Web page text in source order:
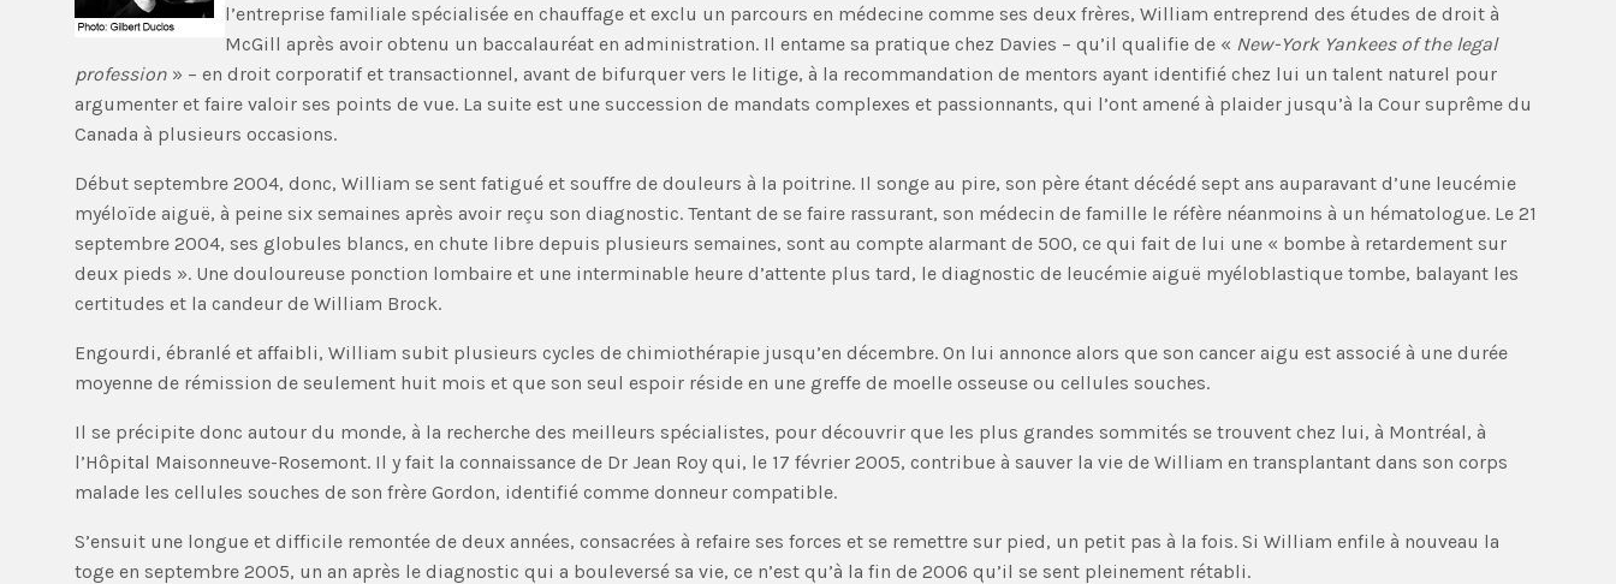
l’entreprise familiale spécialisée en chauffage et exclu un parcours en médecine comme ses deux frères, William entreprend des études de droit à
McGill après avoir obtenu un baccalauréat en administration. Il entame sa pratique chez Davies – qu’il qualifie de « New-York Yankees of the legal
profession » – en droit corporatif et transactionnel, avant de bifurquer vers le litige, à la recommandation de mentors ayant identifié chez lui un talent naturel pour
argumenter et faire valoir ses points de vue. La suite est une succession de mandats complexes et passionnants, qui l’ont amené à plaider jusqu’à la Cour suprême du
Canada à plusieurs occasions.
Début septembre 2004, donc, William se sent fatigué et souffre de douleurs à la poitrine. Il songe au pire, son père étant décédé sept ans auparavant d’une leucémie
myéloïde aiguë, à peine six semaines après avoir reçu son diagnostic. Tentant de se faire rassurant, son médecin de famille le réfère néanmoins à un hématologue. Le 21
septembre 2004, ses globules blancs, en chute libre depuis plusieurs semaines, sont au compte alarmant de 500, ce qui fait de lui une « bombe à retardement sur
deux pieds ». Une douloureuse ponction lombaire et une interminable heure d’attente plus tard, le diagnostic de leucémie aiguë myéloblastique tombe, balayant les
certitudes et la candeur de William Brock.
Engourdi, ébranlé et affaibli, William subit plusieurs cycles de chimiothérapie jusqu’en décembre. On lui annonce alors que son cancer aigu est associé à une durée
moyenne de rémission de seulement huit mois et que son seul espoir réside en une greffe de moelle osseuse ou cellules souches.
Il se précipite donc autour du monde, à la recherche des meilleurs spécialistes, pour découvrir que les plus grandes sommités se trouvent chez lui, à Montréal, à
l’Hôpital Maisonneuve-Rosemont. Il y fait la connaissance de Dr Jean Roy qui, le 17 février 2005, contribue à sauver la vie de William en transplantant dans son corps
malade les cellules souches de son frère Gordon, identifié comme donneur compatible.
S’ensuit une longue et difficile remontée de deux années, consacrées à refaire ses forces et se remettre sur pied, un petit pas à la fois. Si William enfile à nouveau la
toge en septembre 2005, un an après le diagnostic qui a bouleversé sa vie, ce n’est qu’à la fin de 2006 qu’il se sent pleinement rétabli.